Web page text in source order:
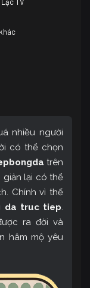
TV
nhiều người
có thể chọn
trên
giản lại có thể
Chính vì thế
da truc tiep.
ra đời và
hâm mộ yêu